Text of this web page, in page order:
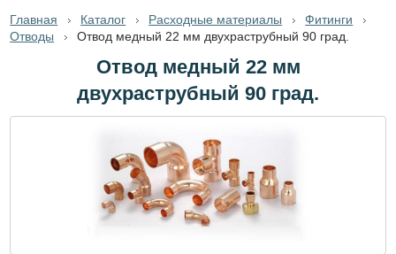
Главная Каталог Расходные материалы
Фитинги
Отводы
Отвод медный 22 мм двухраструбный 90 град.
Отвод медный 22 мм
двухраструбный 90 град.